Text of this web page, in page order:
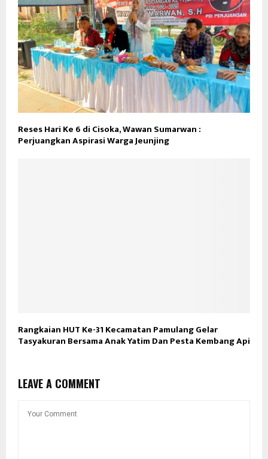
Reses Hari Ke 6 di Cisoka, Wawan Sumarwan :
Perjuangkan Aspirasi Warga Jeunjing
Rangkaian HUT Ke-31 Kecamatan Pamulang Gelar
Tasyakuran Bersama Anak Yatim Dan Pesta Kembang Api
LEAVE A COMMENT